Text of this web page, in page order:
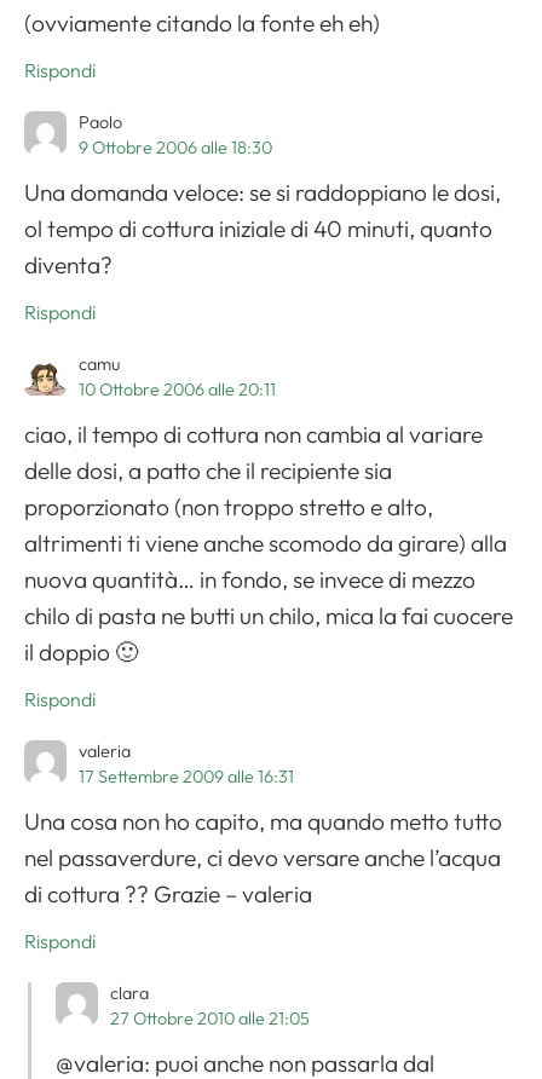
(ovviamente citando la fonte eh eh)
Rispondi
Paolo
9 Ottobre 2006 alle 18:30
Una domanda veloce: se si raddoppiano le dosi,
ol tempo di cottura iniziale di 40 minuti, quanto
diventa?
Rispondi
camu
10 Ottobre 2006 alle 20:11
ciao, il tempo di cottura non cambia al variare
delle dosi, a patto che il recipiente sia
proporzionato (non troppo stretto e alto,
altrimenti ti viene anche scomodo da girare) alla
nuova quantità… in fondo, se invece di mezzo
chilo di pasta ne butti un chilo, mica la fai cuocere
il doppio 🙂
Rispondi
valeria
17 Settembre 2009 alle 16:31
Una cosa non ho capito, ma quando metto tutto
nel passaverdure, ci devo versare anche l’acqua
di cottura ?? Grazie – valeria
Rispondi
clara
27 Ottobre 2010 alle 21:05
@valeria: puoi anche non passarla dal